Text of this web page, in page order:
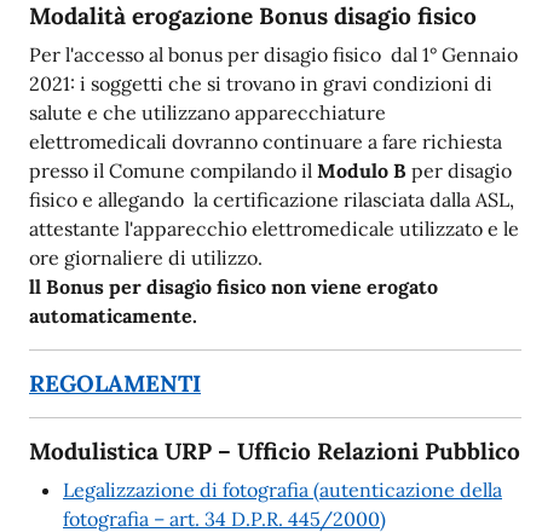
Modalità erogazione Bonus disagio fisico
Per l'accesso al bonus per disagio fisico dal 1° Gennaio
2021: i soggetti che si trovano in gravi condizioni di
salute e che utilizzano apparecchiature
elettromedicali dovranno continuare a fare richiesta
presso il Comune compilando il Modulo B per disagio
fisico e allegando la certificazione rilasciata dalla ASL,
attestante l'apparecchio elettromedicale utilizzato e le
ore giornaliere di utilizzo.
ll Bonus per disagio fisico non viene erogato
automaticamente.
REGOLAMENTI
Modulistica URP – Ufficio Relazioni Pubblico
Legalizzazione di fotografia (autenticazione della
fotografia – art. 34 D.P.R. 445/2000)